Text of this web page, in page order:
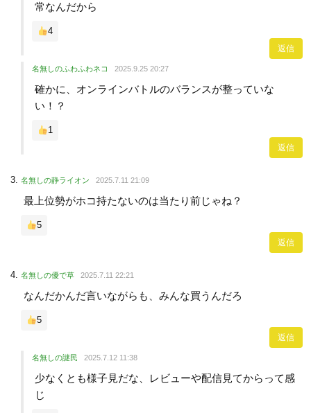
常なんだから
4
返信
名無しのふわふわネコ 2025.9.25 20:27
確かに、オンラインバトルのバランスが整っていな
い！？
1
返信
名無しの静ライオン 2025.7.11 21:09
最上位勢がホコ持たないのは当たり前じゃね？
5
返信
名無しの優で草 2025.7.11 22:21
なんだかんだ言いながらも、みんな買うんだろ
5
返信
名無しの謎民 2025.7.12 11:38
少なくとも様子見だな、レビューや配信見てからって感
じ